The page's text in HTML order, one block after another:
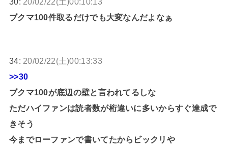
ブクマ100件取るだけでも大変なんだよなぁ
34: 20/02/22(土)00:13:33
>>30
ブクマ100が底辺の壁と言われてるしな
ただハイファンは読者数が桁違いに多いからすぐ達成で
きそう
今までローファンで書いてたからビックリや